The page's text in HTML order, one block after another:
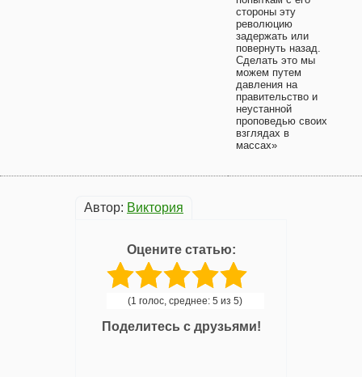
стороны эту
революцию
задержать или
повернуть назад.
Сделать это мы
можем путем
давления на
правительство и
неустанной
проповедью своих
взглядах в
массах»
Автор: Виктория
Оцените статью:
(1 голос, среднее: 5 из 5)
Поделитесь с друзьями!